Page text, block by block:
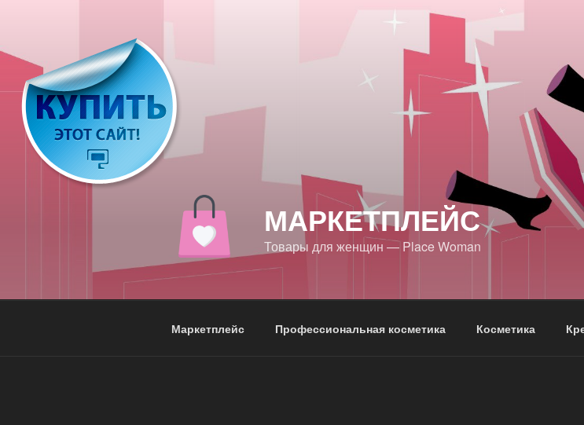
содержимому
МАРКЕТПЛЕЙС
Товары для женщин — Place Woman
Маркетплейс Профессиональная косметика Косметика